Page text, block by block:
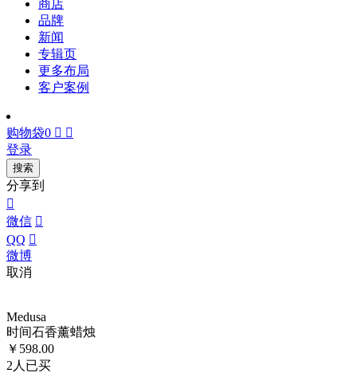
商店
品牌
新闻
专辑页
更多布局
客户案例
购物袋0  
登录
搜索
分享到

微信 
QQ 
微博
取消
Medusa
时间石香薰蜡烛
￥ 598.00
2 人已买